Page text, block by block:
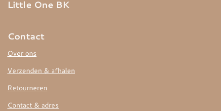
Little One BK
Contact
Over ons
Verzenden & afhalen
Retourneren
Contact & adres